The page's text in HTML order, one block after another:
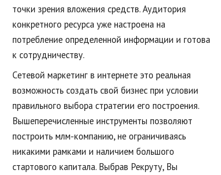
точки зрения вложения средств. Аудитория
конкретного ресурса уже настроена на
потребление определенной информации и готова
к сотрудничеству.
Сетевой маркетинг в интернете это реальная
возможность создать свой бизнес при условии
правильного выбора стратегии его построения.
Вышеперечисленные инструменты позволяют
построить млм-компанию, не ограничиваясь
никакими рамками и наличием большого
стартового капитала. Выбрав Рекруту, Вы